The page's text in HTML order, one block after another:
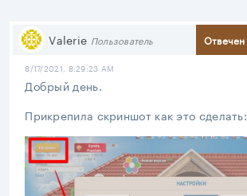
Valerie Пользователь Отвечен
8/17/2021, 8:29:23 AM
Добрый день.
Прикрепила скриншот как это сделать: